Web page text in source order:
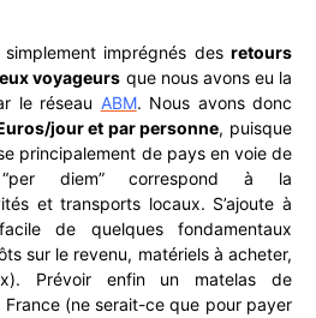
imprégnés des retours
voyageurs que nous avons eu la
le réseau ABM. Nous avons donc
jour et par personne, puisque
principalement de pays en voie de
“per diem” correspond à la
et transports locaux. S’ajoute à
de quelques fondamentaux
sur le revenu, matériels à acheter,
Prévoir enfin un matelas de
(ne serait-ce que pour payer